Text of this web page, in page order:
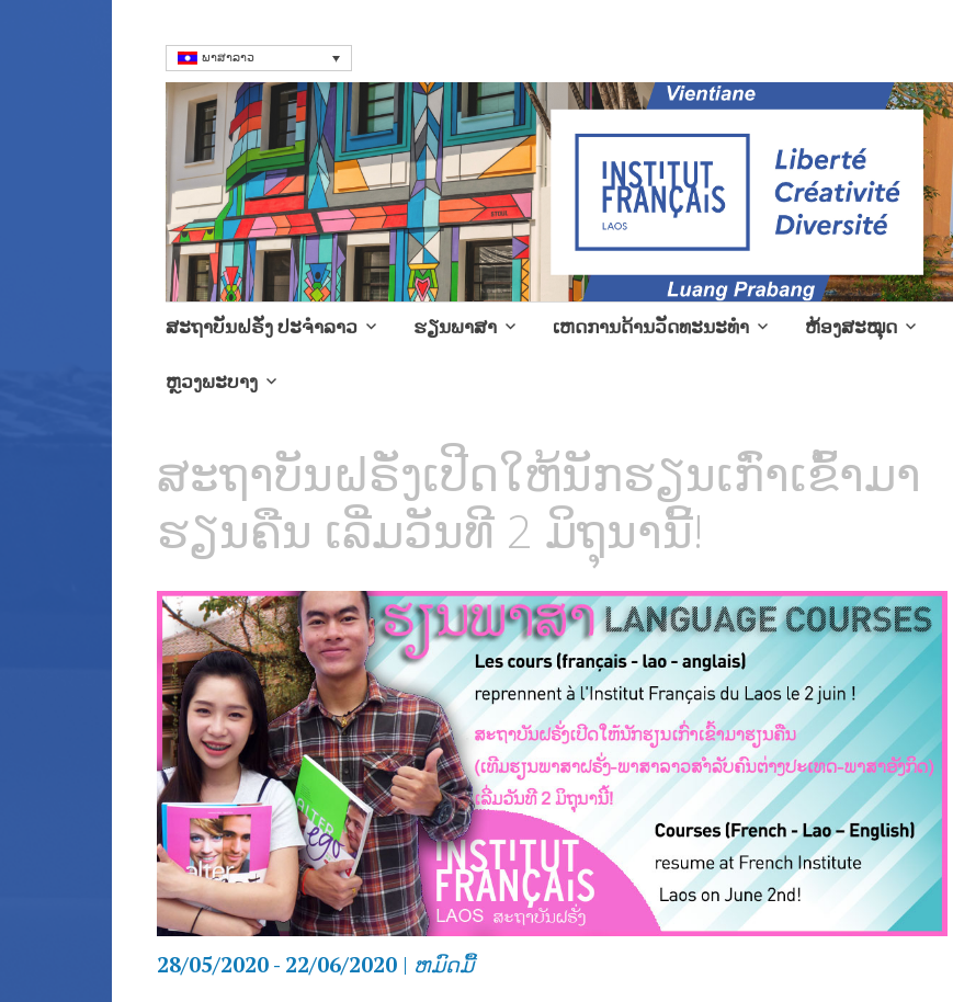
ພາສາລາວ
ສະຖາບັນຝຣັ່ງ
Language Courses & cultral events in Laos
Skip
content
ສະຖາບັນຝຣັ່ງ ປະຈໍາລາວ ຮຽນພາສາ ເຫດການດ້ານວັດທະນະທຳ ຫ້ອງສະໝຸດ
ຫຼວງພະບາງ
ສະຖາບັນຝຣັ່ງເປີດໃຫ້ນັກຮຽນເກົ່າເຂົ້າມາ
ຮຽນຄືນ ເລີ່ມວັນທີ 2 ມິຖຸນານີ້!
28/05/2020 - 22/06/2020| ຫມົດ​ມື້